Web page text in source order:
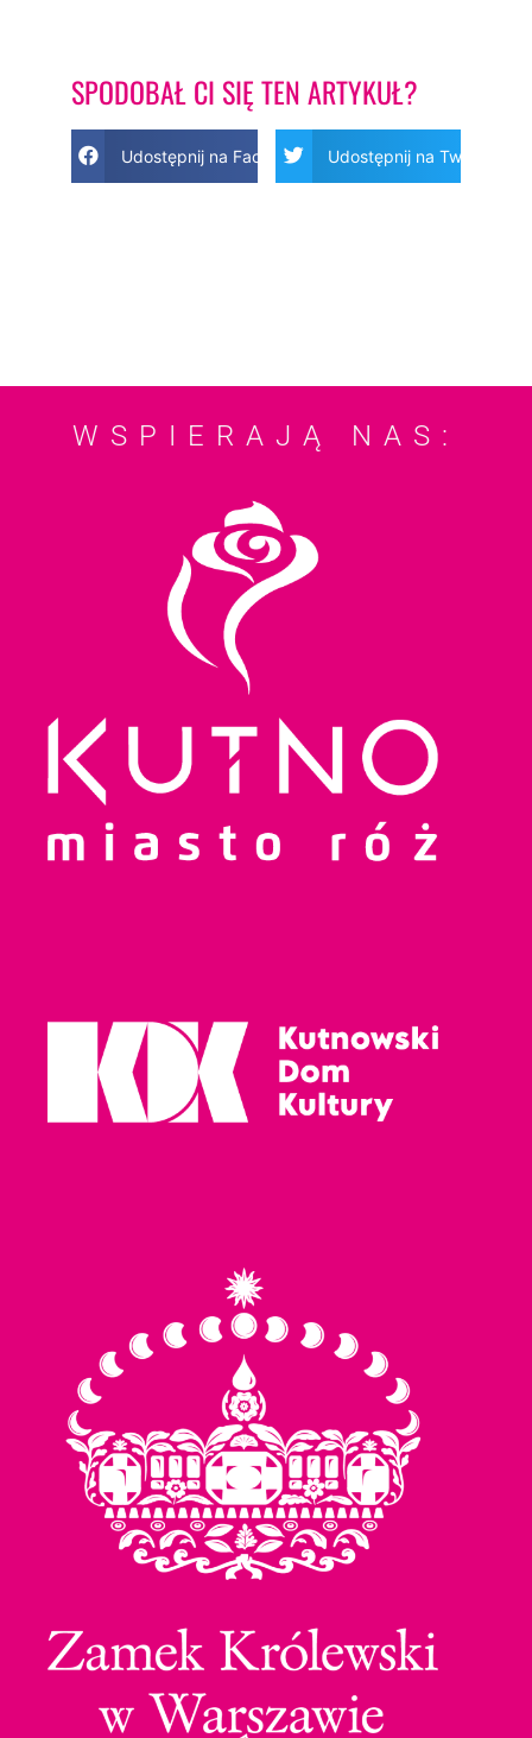
SPODOBAŁ CI SIĘ TEN ARTYKUŁ?
Udostępnij na Facebook Udostępnij na Twitter
WSPIERAJĄ NAS: